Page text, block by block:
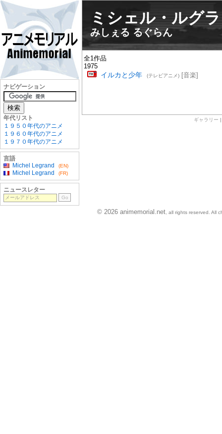
ミシェル・ルグ
みしぇる るぐらん
全1作品
1975
イルカと少年 (テレビアニメ)[音楽]
ギャラリー
ナビゲーション
年代リスト
１９５０年代のアニメ
１９６０年代のアニメ
１９７０年代のアニメ
言語
Michel Legrand
(EN)
Michel Legrand (FR)
ニュースレター
© 2026 animemorial.net , all rights reserved. All